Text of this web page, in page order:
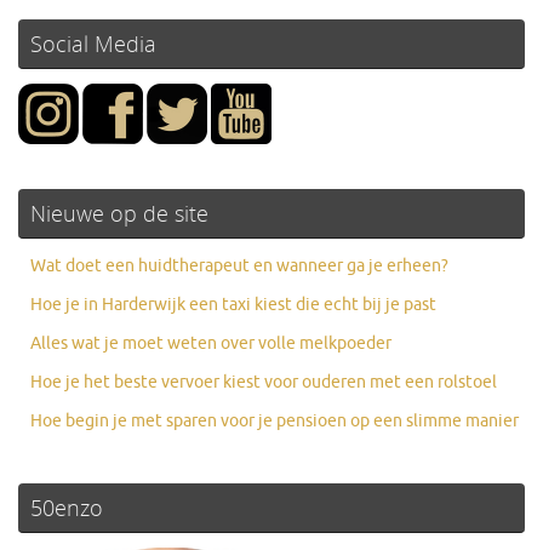
Social Media
Nieuwe op de site
Wat doet een huidtherapeut en wanneer ga je erheen?
Hoe je in Harderwijk een taxi kiest die echt bij je past
Alles wat je moet weten over volle melkpoeder
Hoe je het beste vervoer kiest voor ouderen met een rolstoel
Hoe begin je met sparen voor je pensioen op een slimme manier
50enzo